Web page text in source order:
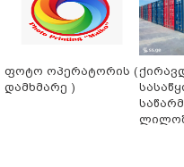
ფოტო ოპერატორის (
დამხმარე )